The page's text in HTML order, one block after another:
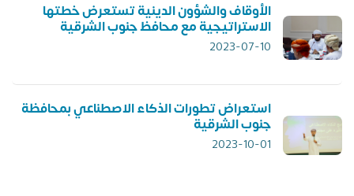
الأوقاف والشؤون الدينية تستعرض خطتها
الاستراتيجية مع محافظ جنوب الشرقية
2023-07-10
استعراض تطورات الذكاء الاصطناعي بمحافظة
جنوب الشرقية
2023-10-01